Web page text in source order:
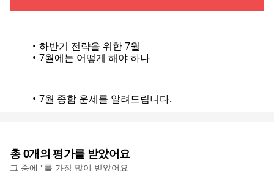
하반기 전략을 위한 7월
7월에는 어떻게 해야 하나
7월 종합 운세를 알려드립니다.
총0개의 평가를 받았어요
그 중에 ''를 가장 많이 받았어요